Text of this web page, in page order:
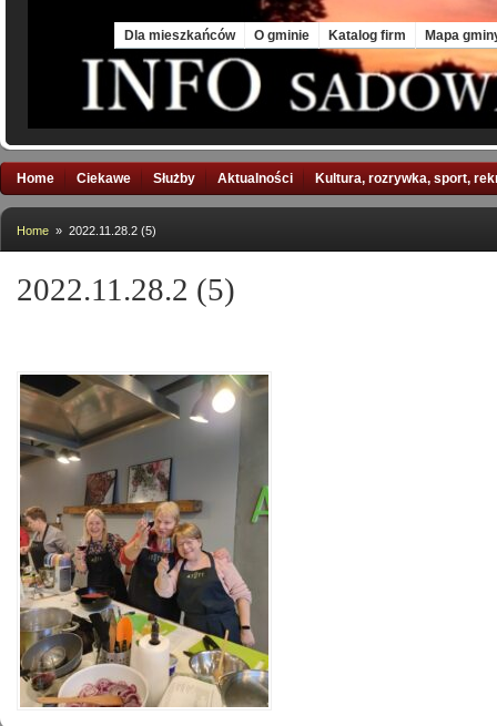
Dla mieszkańców O gminie Katalog firm Mapa
Home Ciekawe Służby Aktualności Kultura, rozrywka, sport,
Home » 2022.11.28.2 (5)
2022.11.28.2 (5)